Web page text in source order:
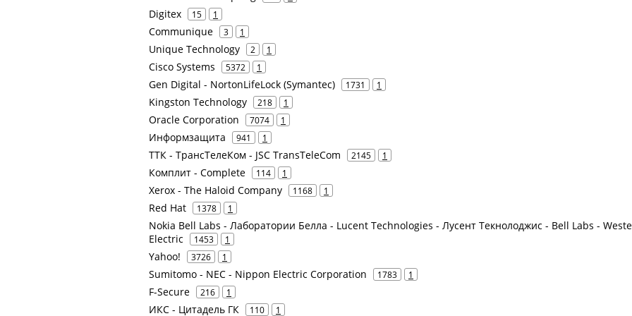
Digitex 15 1
Communique 3 1
Unique Technology 2 1
Cisco Systems 5372 1
Gen Digital - NortonLifeLock (Symantec) 1731 1
Kingston Technology 218 1
Oracle Corporation 7074 1
Информзащита 941 1
ТТК - ТрансТелеКом - JSC TransTeleCom 2145 1
Комплит - Complete 114 1
Xerox - The Haloid Company 1168 1
Red Hat 1378 1
Nokia Bell Labs - Лаборатории Белла - Lucent Technologies - Лусент Текнолоджис - Bell Labs -
Electric
1453 1
Yahoo! 3726 1
Sumitomo - NEC - Nippon Electric Corporation 1783 1
F-Secure 216 1
ИКС - Цитадель ГК 110 1